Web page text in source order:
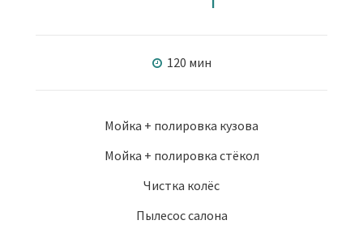
120 мин
Мойка + полировка кузова
Мойка + полировка стёкол
Чистка колёс
Пылесос салона